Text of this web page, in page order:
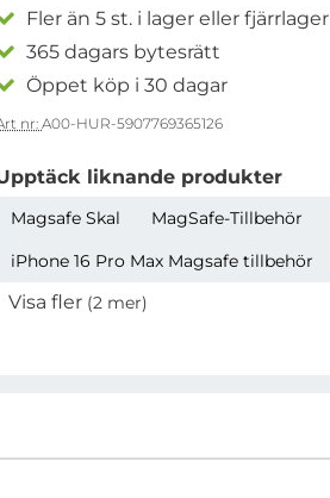
Fler än 5 st. i lager eller fjärrlager
365 dagars bytesrätt
Öppet köp i 30 dagar
nr: A00-HUR-5907769365126
liknande produkter
Magsafe Skal MagSafe-Tillbehör
iPhone 16 Pro Max Magsafe tillbehör
Visa fler (2 mer)